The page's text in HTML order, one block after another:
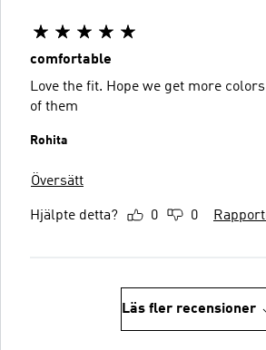
comfortable
Love the fit. Hope we get more
of them
Rohita
Översätt
Hjälpte detta? 0 0
Läs fler recensioner